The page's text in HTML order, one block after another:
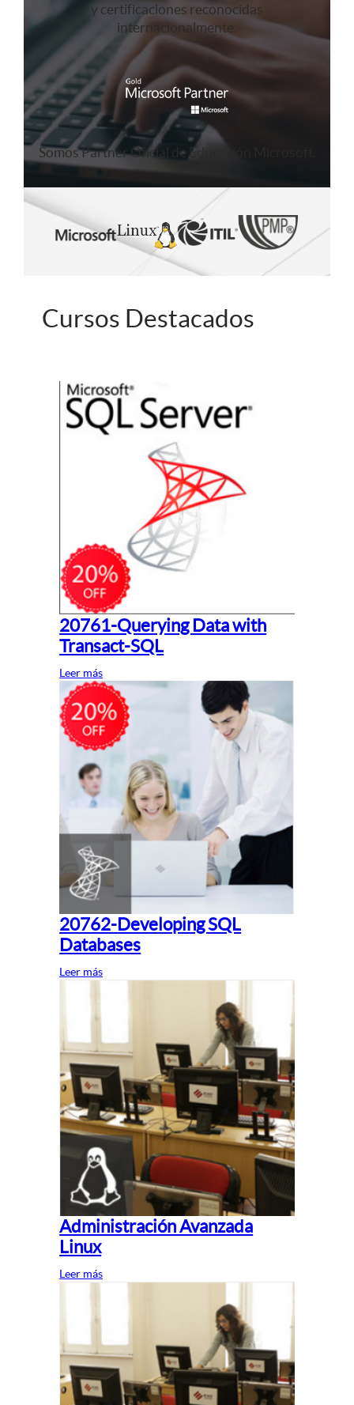
y certificaciones reconocidas
internacionalmente.
Somos Partner Oficial de Educación Microsoft.
Cursos Destacados
20761-Querying Data with
Transact-SQL
Leer más
20762-Developing SQL
Databases
Leer más
Administración Avanzada
Linux
Leer más